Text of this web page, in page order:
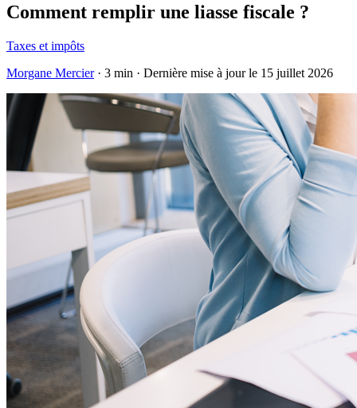
Comment remplir une liasse fiscale ?
Taxes et impôts
Morgane Mercier· 3 min · Dernière mise à jour le 15 juillet 2026